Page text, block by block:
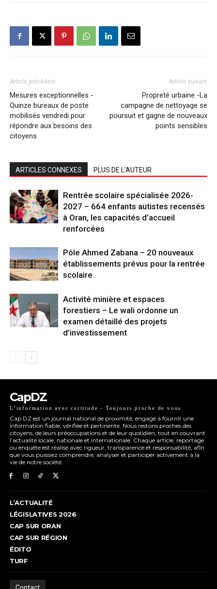
Article précédent
Mesures exceptionnelles -
Quinze bureaux de poste
mobilisés vendredi pour
répondre aux besoins des
citoyens
Article suivant
Propreté urbaine -La
campagne de nettoyage se
poursuit et gagne de nouveaux
points sensibles
ARTICLES CONNEXES PLUS DE L'AUTEUR
Rentrée scolaire spécialisée 2026-
2027 – 664 enfants autistes recensés
à Oran, les capacités d’accueil
renforcées
Pôle Ahmed Zabana – 20 nouveaux
établissements prévus pour la rentrée
scolaire
Activité minière et espaces
forestiers – Le wali ordonne un
examen détaillé des projets
d’investissement
CapDZ
L’information avec certitude - Toujours proche de vous
Cap DZ est un journal national de proximité, engagé à fournir une
information fiable, vérifiée et pertinente. Nous restons proches des
citoyens, de leurs préoccupations et de leur quotidien, tout en couvrant
l’actualité locale, nationale et internationale. Chaque article, reportage
ou enquête est réalisé avec rigueur, transparence et responsabilité, afin
que vous puissiez comprendre, analyser et participer activement à la
vie de notre société.
L’ACTUALITÉ
LÉGISLATIVES 2026
CAP SUR ORAN
CAP SUR RÉGION
ÉDITO
TURF
Contact